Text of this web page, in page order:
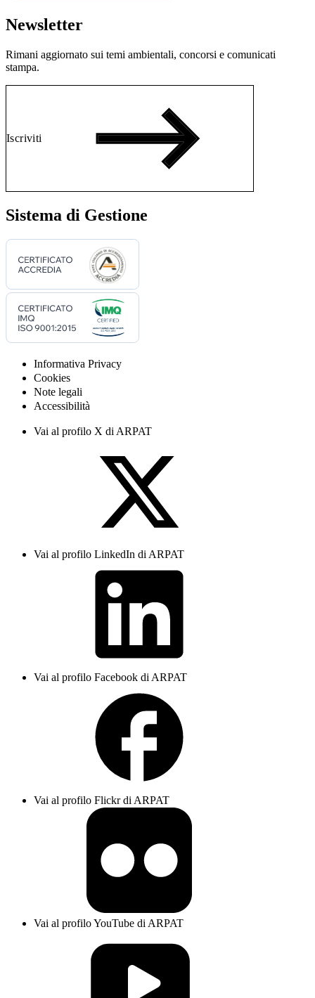
Newsletter
Rimani aggiornato sui temi ambientali, concorsi e comunicati
stampa.
Iscriviti
Sistema di Gestione
Informativa Privacy
Cookies
Note legali
Accessibilità
Vai al profilo X di ARPAT
Vai al profilo LinkedIn di ARPAT
Vai al profilo Facebook di ARPAT
Vai al profilo Flickr di ARPAT
Vai al profilo YouTube di ARPAT